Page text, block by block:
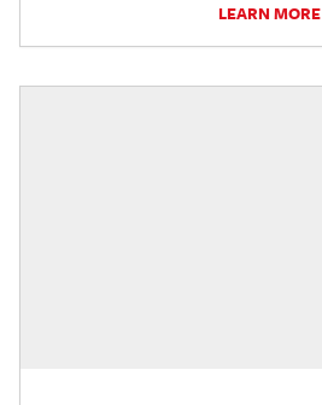
LEARN MORE